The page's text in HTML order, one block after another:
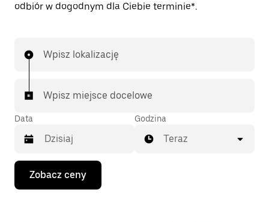
odbiór w dogodnym dla Ciebie terminie*.
Wpisz lokalizację
Wpisz miejsce docelowe
Data
Naciśnij
klawisz
strzałki
Godzina
Teraz
Zobacz ceny